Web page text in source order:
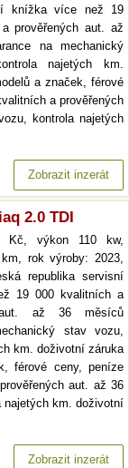
knížka více než 19
prověřených aut. až
na mechanický
najetých km.
a značek, férové
a prověřených
kontrola najetých
Zobrazit inzerát
2.0 TDI
Kč, výkon 110 kw,
rok výroby: 2023,
republika servisní
19 000 kvalitních a
aut. až 36 měsíců
stav vozu,
km. doživotní záruka
férové ceny, peníze
aut. až 36
najetých km. doživotní
Zobrazit inzerát